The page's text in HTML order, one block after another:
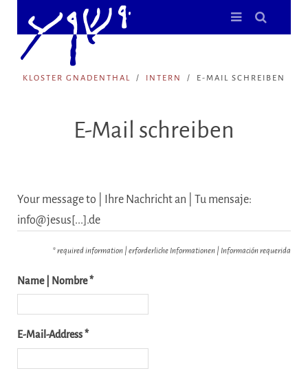
KLOSTER GNADENTHAL INTERN E-MAIL SCHREIBEN
E-Mail schreiben
Your message to | Ihre Nachricht an | Tu mensaje:
info@jesus[...].de
* required information | erforderliche Informationen | Información requerida
Name | Nombre *
E-Mail-Address *